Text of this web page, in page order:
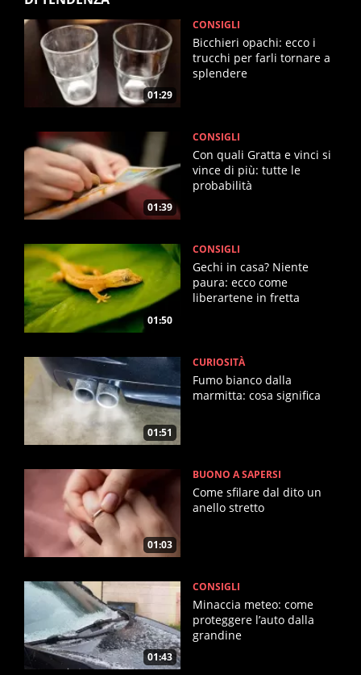
01:29
CONSIGLI
Bicchieri opachi: ecco i
trucchi per farli tornare a
splendere
01:39
CONSIGLI
Con quali Gratta e vinci si
vince di più: tutte le
probabilità
01:50
CONSIGLI
Gechi in casa? Niente
paura: ecco come
liberartene in fretta
01:51
CURIOSITÀ
Fumo bianco dalla
marmitta: cosa significa
01:03
BUONO A SAPERSI
Come sfilare dal dito un
anello stretto
01:43
CONSIGLI
Minaccia meteo: come
proteggere l’auto dalla
grandine